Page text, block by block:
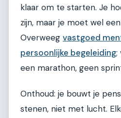
klaar om te starten. Je
zijn, maar je moet wel
Overweeg vastgoed
persoonlijke begeleiding;
een marathon, geen
Onthoud: je bouwt je
stenen, niet met lucht.